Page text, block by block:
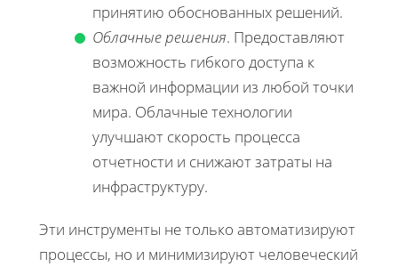
принятию обоснованных решений.
Облачные решения. Предоставляют
возможность гибкого доступа к
важной информации из любой точки
мира. Облачные технологии
улучшают скорость процесса
отчетности и снижают затраты на
инфраструктуру.
Эти инструменты не только автоматизируют
процессы, но и минимизируют человеческий